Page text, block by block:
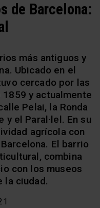
de Barcelona:
más antiguos y
Ubicado en el
cercado por las
y actualmente
Pelai, la Ronda
y el Paral·lel. En su
agrícola con
El barrio
combina
con los museos
la ciudad.